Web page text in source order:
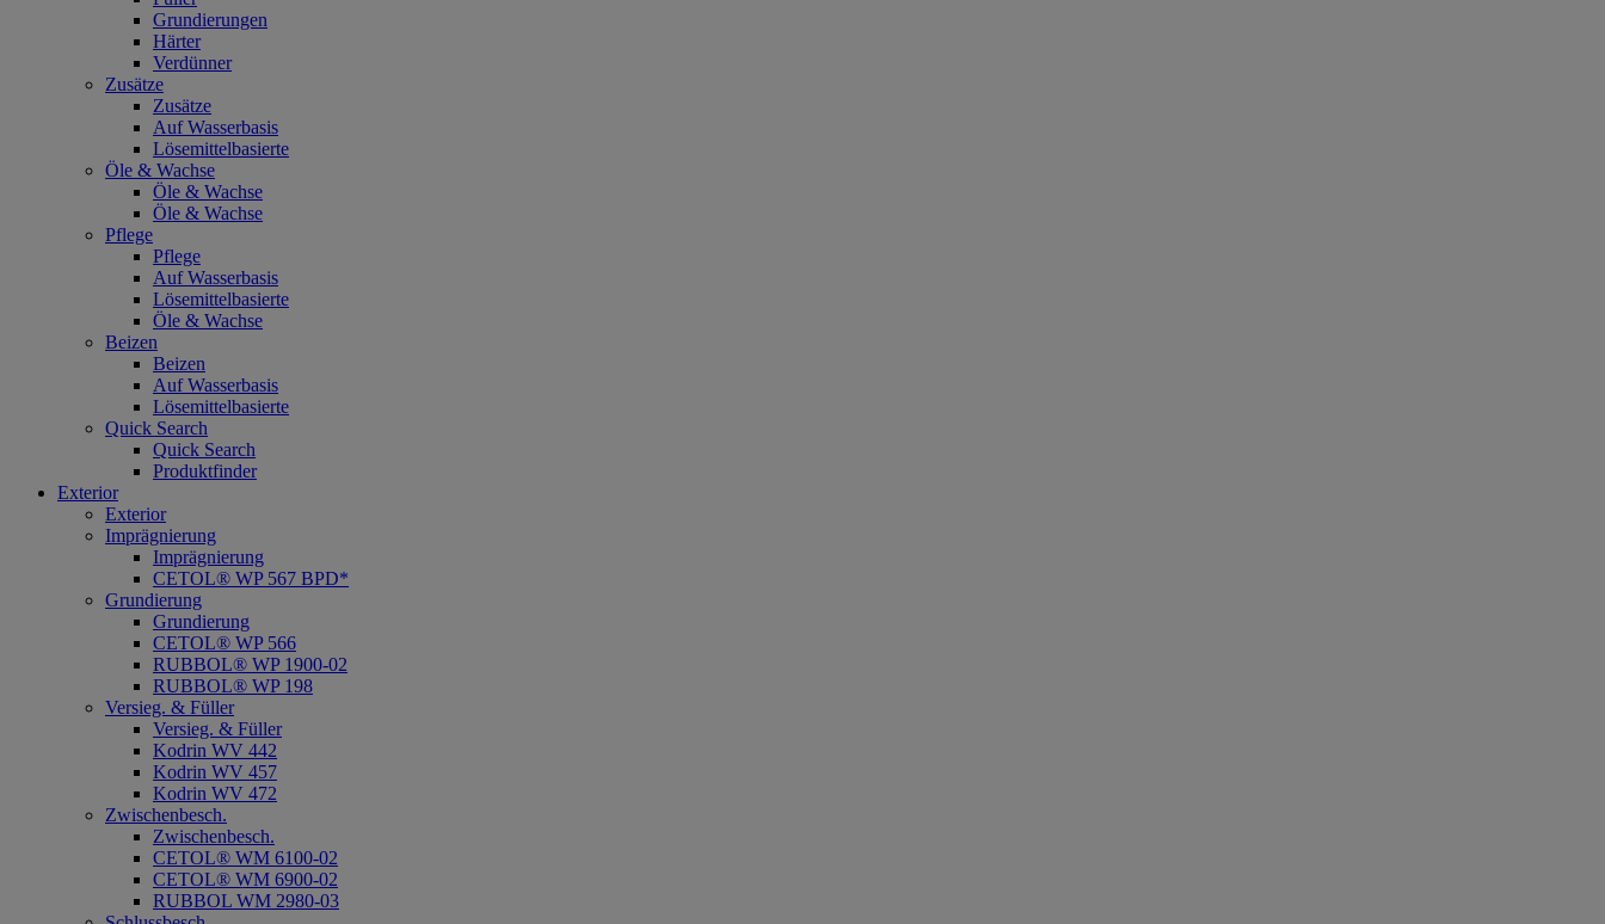
Grundierungen
Härter
Verdünner
Zusätze
Zusätze
Auf Wasserbasis
Lösemittelbasierte
Öle & Wachse
Öle & Wachse
Öle & Wachse
Pflege
Pflege
Auf Wasserbasis
Lösemittelbasierte
Öle & Wachse
Beizen
Beizen
Auf Wasserbasis
Lösemittelbasierte
Quick Search
Quick Search
Produktfinder
Exterior
Exterior
Imprägnierung
Imprägnierung
CETOL® WP 567 BPD*
Grundierung
Grundierung
CETOL® WP 566
RUBBOL® WP 1900-02
RUBBOL® WP 198
Versieg. & Füller
Versieg. & Füller
Kodrin WV 442
Kodrin WV 457
Kodrin WV 472
Zwischenbesch.
Zwischenbesch.
CETOL® WM 6100-02
CETOL® WM 6900-02
RUBBOL WM 2980-03